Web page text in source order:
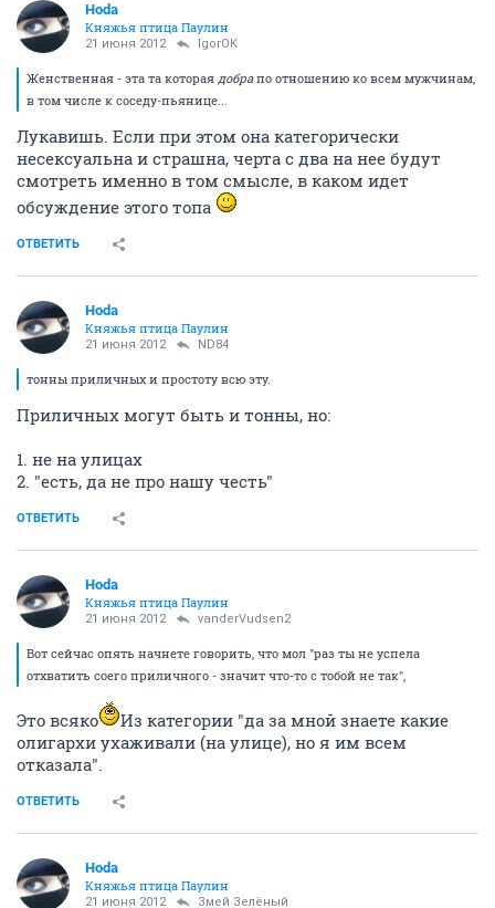
Hoda
Княжья птица Паулин
21 июня 2012 IgorOK
Женственная - эта та которая добрапо отношению ко всем мужчинам,
в том числе к соседу-пьянице...
Лукавишь. Если при этом она категорически
несексуальна и страшна, черта с два на нее будут
смотреть именно в том смысле, в каком идет
обсуждение этого топа
ОТВЕТИТЬ
Hoda
Княжья птица Паулин
21 июня 2012 ND84
тонны приличных и простоту всю эту.
Приличных могут быть и тонны, но:
1. не на улицах
2. "есть, да не про нашу честь"
ОТВЕТИТЬ
Hoda
Княжья птица Паулин
21 июня 2012 vanderVudsen2
Вот сейчас опять начнете говорить, что мол "раз ты не успела
отхватить соего приличного - значит что-то с тобой не так",
Это всяко
Из категории "да за мной знаете какие
олигархи ухаживали (на улице), но я им всем
отказала".
ОТВЕТИТЬ
Hoda
Княжья птица Паулин
21 июня 2012 Змей Зелёный